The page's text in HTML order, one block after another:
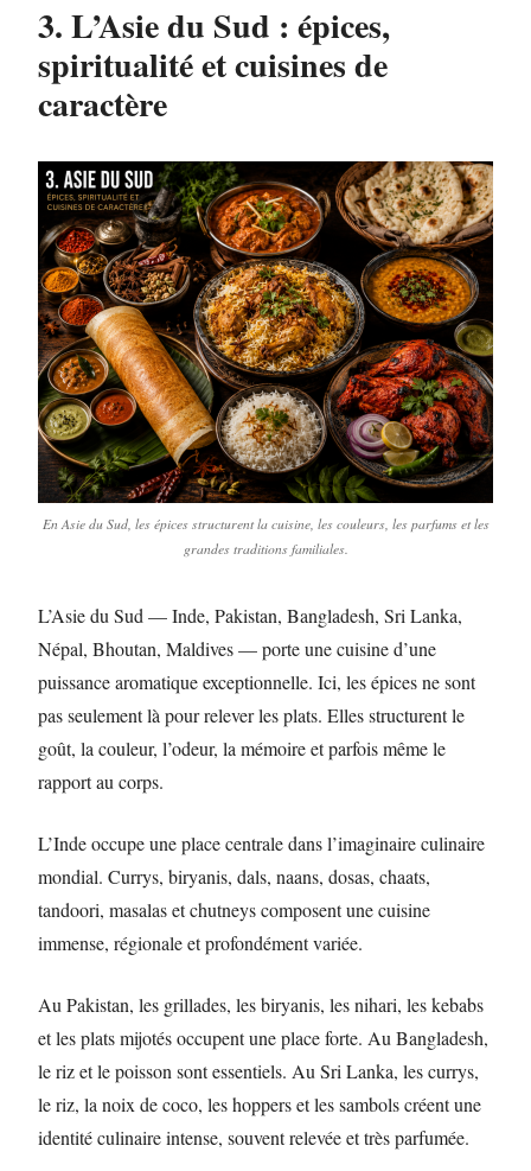
3. L’Asie du Sud : épices,
spiritualité et cuisines de
caractère
En Asie du Sud, les épices structurent la cuisine, les couleurs, les parfums et les
grandes traditions familiales.
L’Asie du Sud — Inde, Pakistan, Bangladesh, Sri Lanka,
Népal, Bhoutan, Maldives — porte une cuisine d’une
puissance aromatique exceptionnelle. Ici, les épices ne sont
pas seulement là pour relever les plats. Elles structurent le
goût, la couleur, l’odeur, la mémoire et parfois même le
rapport au corps.
L’Inde occupe une place centrale dans l’imaginaire culinaire
mondial. Currys, biryanis, dals, naans, dosas, chaats,
tandoori, masalas et chutneys composent une cuisine
immense, régionale et profondément variée.
Au Pakistan, les grillades, les biryanis, les nihari, les kebabs
et les plats mijotés occupent une place forte. Au Bangladesh,
le riz et le poisson sont essentiels. Au Sri Lanka, les currys,
le riz, la noix de coco, les hoppers et les sambols créent une
identité culinaire intense, souvent relevée et très parfumée.